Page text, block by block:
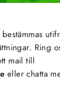
Ring
mail till
eller chatta